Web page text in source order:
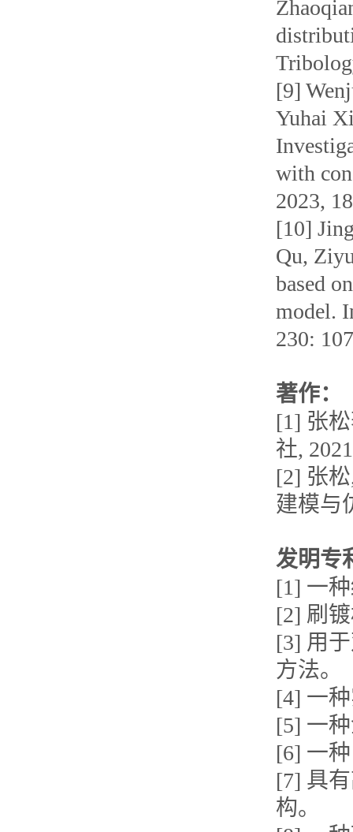
[9]
Yuhai
with
2023,
[10]
Qu,
based
model.
230:
著作：
[1] 张
社,
[2] 张
建模与
发明专
[1] 一
[2] 刷
[3] 用
方法。
[4] 一
[5] 一
[6] 一
[7] 具
构。